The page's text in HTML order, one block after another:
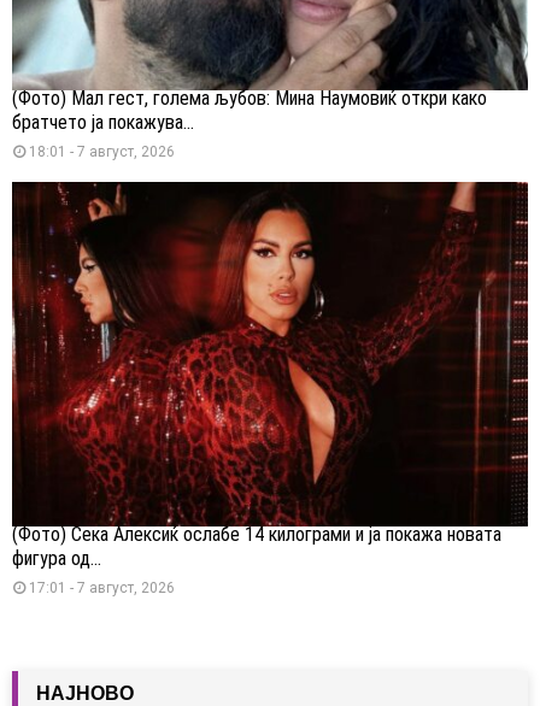
(Фото) Мал гест, голема љубов: Мина Наумовиќ откри како
братчето ја покажува...
18:01 - 7 август, 2026
(Фото) Сека Алексиќ ослабе 14 килограми и ја покажа новата
фигура од...
17:01 - 7 август, 2026
НАЈНОВО